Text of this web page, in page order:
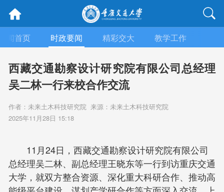
闻首页 时政要闻 精彩交大 教学工作
西藏交通勘察设计研究院有限公司总经理
吴二林一行来校合作交流
作者：未来土木科技研究院 来源：未来土木科技研究院
2025年11月28日 15:18
11月24日，西藏交通勘察设计研究院有限公司
总经理吴二林、副总经理王晓东等一行到访重庆交通
大学，就双方整合资源、深化重大科研合作、推动高